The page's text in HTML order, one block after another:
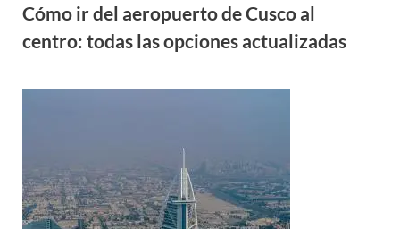
Cómo ir del aeropuerto de Cusco al
centro: todas las opciones actualizadas